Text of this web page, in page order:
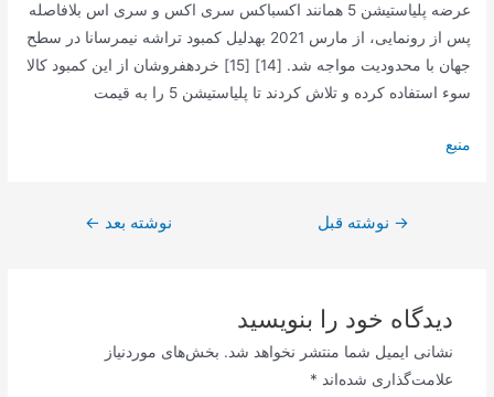
عرضه پلیاستیشن 5 همانند اکسباکس سری اکس و سری اس بلافاصله
پس از رونمایی، از مارس 2021 بهدلیل کمبود تراشه نیمرسانا در سطح
جهان با محدودیت مواجه شد. [14] [15] خردهفروشان از این کمبود کالا
سوء استفاده کرده و تلاش کردند تا پلیاستیشن 5 را به قیمت
منبع
راهبری→ نوشته قبل نوشته بعد ←
دیدگاه‌ خود را بنویسید
نشانی ایمیل شما منتشر نخواهد شد. بخش‌های موردنیاز
علامت‌گذاری شده‌اند *